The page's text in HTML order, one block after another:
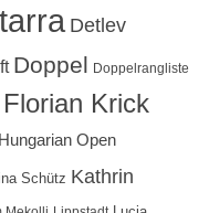
Detlev
Doppel Doppelrangliste
Florian Krick
Hungarian Open
Schütz Kathrin